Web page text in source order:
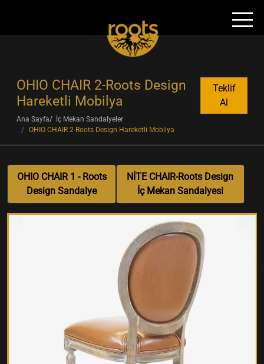
OHIO CHAIR 2-Roots Design
Hareketli Mobilya
Teklif
Al
Ana Sayfa
İç Mekan Sandalyeler
OHIO CHAIR 2-Roots Design Hareketli Mobilya
OHIO CHAIR 1 - Roots
Design Sandalye
NİTE CHAIR-Roots Design
İç Mekan Sandalyesi